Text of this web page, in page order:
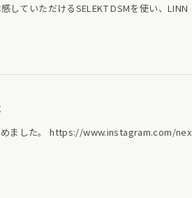
ていただけるSELEKT DSMを使い、LINN
めました。 https://www.instagram.com/